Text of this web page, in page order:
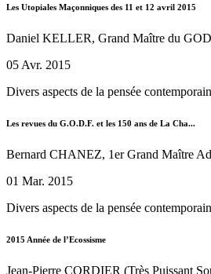
Les Utopiales Maçonniques des 11 et 12 avril 2015
Daniel KELLER, Grand Maître du
05 Avr. 2015
Divers aspects de la pensée
Les revues du G.O.D.F. et les 150 ans de La Cha...
Bernard CHANEZ, 1er Grand Maître
01 Mar. 2015
Divers aspects de la pensée
2015 Année de l’Ecossisme
Jean-Pierre CORDIER (Très Puissant